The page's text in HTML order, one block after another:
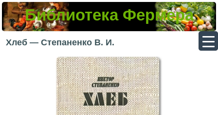
Библиотека Фермера
Хлеб — Степаненко В. И.
▼